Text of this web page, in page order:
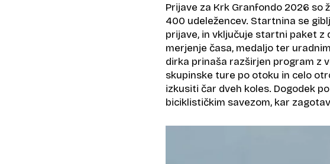
Prijave za Krk Granfondo 2026 so
400 udeležencev. Startnina se
prijave, in vključuje startni paket z
merjenje časa, medaljo ter
dirka prinaša razširjen program z
skupinske ture po otoku in celo
izkusiti čar dveh koles. Dogodek
biciklističkim savezom, kar